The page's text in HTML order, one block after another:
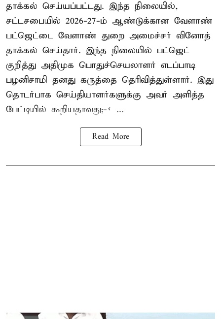
தாக்கல் செய்யப்பட்டது. இந்த நிலையில்,
சட்டசபையில் 2026-27-ம் ஆண்டுக்கான வேளாண்
பட்ஜெட்டை வேளாண் துறை அமைச்சர் வினோத்
தாக்கல் செய்தார். இந்த நிலையில் பட்ஜெட்
குறித்து அதிமுக பொதுச்செயலாளர் எடப்பாடி
பழனிசாமி தனது கருத்தை தெரிவித்துள்ளார். இது
தொடர்பாக செய்தியாளர்களுக்கு அவர் அளித்த
பேட்டியில் கூறியதாவது;-< ...
Read More